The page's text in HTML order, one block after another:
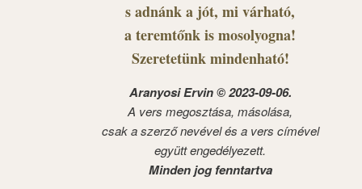
s adnánk a jót, mi várható,
a teremtőnk is mosolyogna!
Szeretetünk mindenható!
Aranyosi Ervin © 2023-09-06.
A vers megosztása, másolása,
csak a szerző nevével és a vers címével
együtt engedélyezett.
Minden jog fenntartva